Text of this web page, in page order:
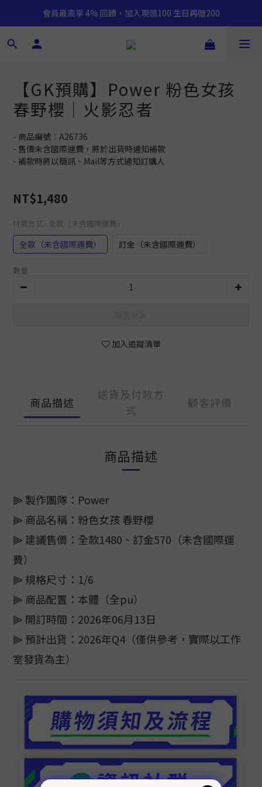
會員最高享 4% 回饋，加入現領100 生日再贈200
【GK預購】Power 粉色女孩
春野櫻｜火影忍者
- 商品編號：A26736
- 售價未含國際運費，將於出貨時通知補款
- 補款時將以簡訊、Mail等方式通知訂購人
NT$1,480
付款方式 : 全款（未含國際運費）
全款（未含國際運費） 訂金（未含國際運費）
數量
加入追蹤清單
商品描述
送貨及付款方
式
顧客評價
商品描述
⫸ 製作團隊：Power
⫸ 商品名稱：粉色女孩 春野櫻
⫸ 建議售價：全款1480、訂金570（未含國際運
費）
⫸ 規格尺寸：1/6
⫸ 商品配置：本體（全pu）
⫸ 開訂時間：2026年06月13日
⫸ 預計出貨：2026年Q4（僅供參考，實際以工作
室發貨為主）